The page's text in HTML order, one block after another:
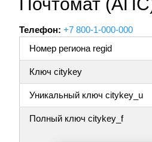
Почтомат
Телефон: +7 800-1-000-000
Номер региона regid
Ключ citykey
Уникальный ключ citykey_u
Полный ключ citykey_f